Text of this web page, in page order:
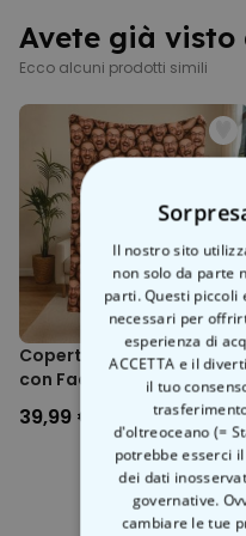
sorpresa a qualcuno. Per fare
meglio disegnare su carta
questo modo, tutti i dettagli
Con morbida fodera
Peso: cotone 280g/m²
Lavabile in lavatrice (30°C)
Rivoltare prima del
stampato)
Condizioni di lavoro eque
Imballaggio ecologico
Stampato in Austria
Sono possibili
rispetto alla tabella delle
Avete già visto
Ecco alcuni prodotti simili
Copertina Personalizzata
con Faccia
39,99 €
Il nostro sito
non solo da parte
parti. Questi piccoli
necessari per
esperienza di
ACCETTA e il
il tuo
d'oltreoceano (=
potrebbe esserci
dei dati
governative.
cambiare le tue